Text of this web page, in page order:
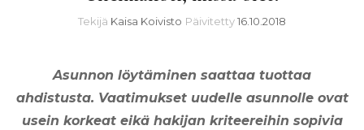
Tekijä Kaisa Koivisto Päivitetty16.10.2018
Asunnon löytäminen saattaa tuottaa
ahdistusta. Vaatimukset uudelle asunnolle ovat
usein korkeat eikä hakijan kriteereihin sopivia